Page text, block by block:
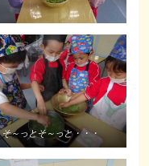
そ～っとそ～っと・・・